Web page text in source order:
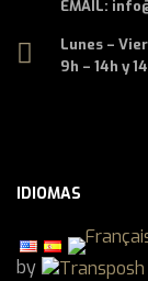
EMAIL:
Lunes –
9h – 14h y
IDIOMAS
by